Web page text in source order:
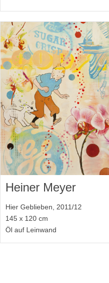
Heiner Meyer
Hier Geblieben, 2011/12
145 x 120 cm
Öl auf Leinwand